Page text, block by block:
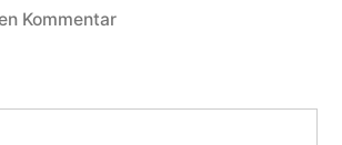
Kommentarzu
bin